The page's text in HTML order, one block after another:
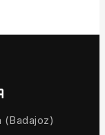
(Badajoz)